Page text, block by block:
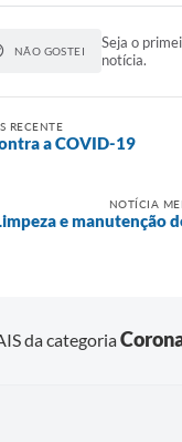
NÃO GOSTEI
Seja o
notícia.
RECENTE
a COVID-19
NOTÍCIA
e manutenção
da categoria